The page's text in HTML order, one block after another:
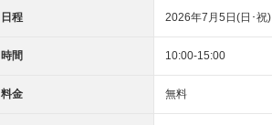
日程 2026年7月5日(日･祝)
時間 10:00-15:00
料金 無料